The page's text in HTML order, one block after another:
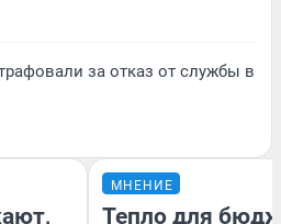
за отказ от службы в
МНЕНИЕ
Тепло для